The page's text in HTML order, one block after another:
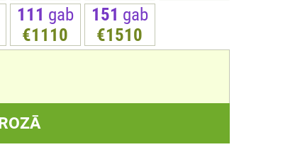
111 gab
€1110
151 gab
€1510